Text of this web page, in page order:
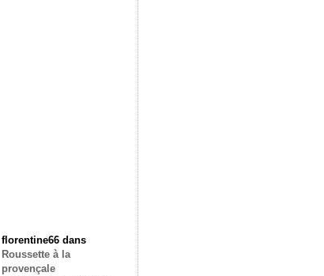
florentine66 dans
Roussette à la
provençale